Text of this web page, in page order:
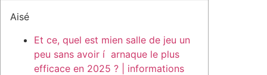
Aisé
Et ce, quel est mien salle de jeu un
peu sans avoir í arnaque le plus
efficace en 2025 ? | informations